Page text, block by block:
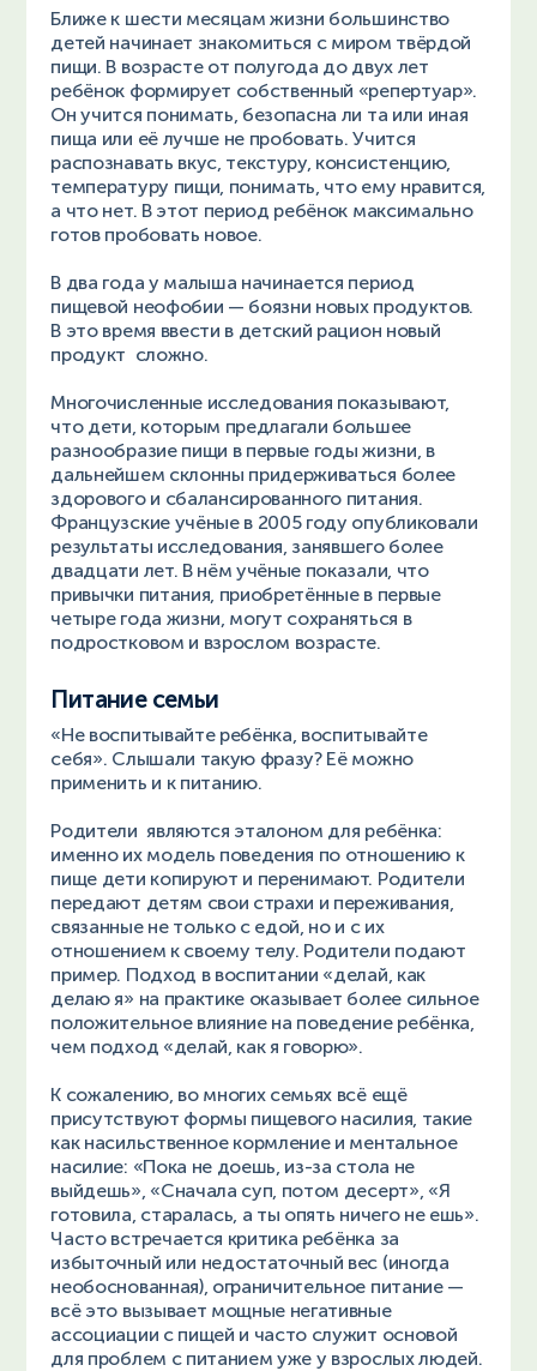
Ближе к шести месяцам жизни большинство
детей начинает знакомиться с миром твёрдой
пищи. В возрасте от полугода до двух лет
ребёнок формирует собственный «репертуар».
Он учится понимать, безопасна ли та или иная
пища или её лучше не пробовать. Учится
распознавать вкус, текстуру, консистенцию,
температуру пищи, понимать, что ему нравится,
а что нет. В этот период ребёнок максимально
готов пробовать новое.
В два года у малыша начинается период
пищевой неофобии — боязни новых продуктов.
В это время ввести в детский рацион новый
продукт сложно.
Многочисленные исследования показывают,
что дети, которым предлагали большее
разнообразие пищи в первые годы жизни, в
дальнейшем склонны придерживаться более
здорового и сбалансированного питания.
Французские учёные в 2005 году опубликовали
результаты исследования, занявшего более
двадцати лет. В нём учёные показали, что
привычки питания, приобретённые в первые
четыре года жизни, могут сохраняться в
подростковом и взрослом возрасте.
Питание семьи
«Не воспитывайте ребёнка, воспитывайте
себя». Слышали такую фразу? Её можно
применить и к питанию.
Родители являются эталоном для ребёнка:
именно их модель поведения по отношению к
пище дети копируют и перенимают. Родители
передают детям свои страхи и переживания,
связанные не только с едой, но и с их
отношением к своему телу. Родители подают
пример. Подход в воспитании «делай, как
делаю я» на практике оказывает более сильное
положительное влияние на поведение ребёнка,
чем подход «делай, как я говорю».
К сожалению, во многих семьях всё ещё
присутствуют формы пищевого насилия, такие
как насильственное кормление и ментальное
насилие: «Пока не доешь, из-за стола не
выйдешь», «Сначала суп, потом десерт», «Я
готовила, старалась, а ты опять ничего не ешь».
Часто встречается критика ребёнка за
избыточный или недостаточный вес (иногда
необоснованная), ограничительное питание —
всё это вызывает мощные негативные
ассоциации с пищей и часто служит основой
для проблем с питанием уже у взрослых людей.